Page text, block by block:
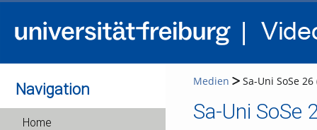
Navigation
Home
Medien Sa-Uni SoSe
Sa-Uni SoSe